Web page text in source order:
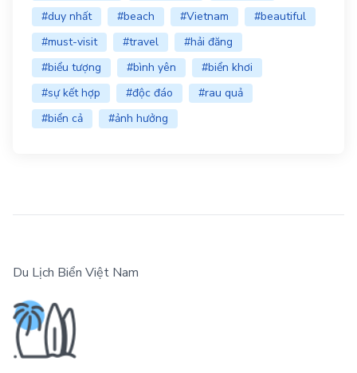
#duy nhất
#beach #Vietnam
#beautiful
#must-visit
#travel
#hải đăng
#biểu tượng
#bình yên
#biển khơi
#sự kết hợp
#độc đáo
#rau quả
#biển cả
#ảnh hưởng
Du Lịch Biển Việt Nam